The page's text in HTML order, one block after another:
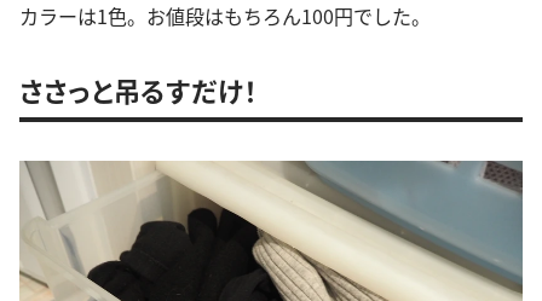
カラーは1色。お値段はもちろん100円でした。
ささっと吊るすだけ！